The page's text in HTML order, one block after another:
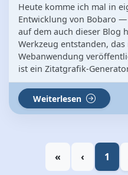
Heute komme ich mal in
Entwicklung von Bobaro —
auf dem auch dieser Blog
Werkzeug entstanden,
Webanwendung
ist ein Zitatgrafik-
Weiterlesen
« ‹ 1